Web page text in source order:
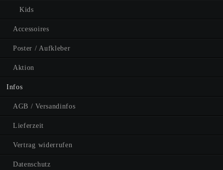
Kids
Accessoires
Poster / Aufkleber
Aktion
Infos
AGB / Versandinfos
Lieferzeit
Vertrag widerrufen
Datenschutz